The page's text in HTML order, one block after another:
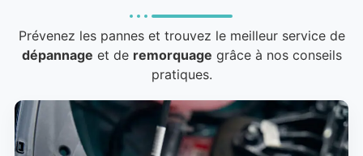
Prévenez les pannes et trouvez le meilleur service de
dépannage et de remorquage grâce à nos conseils
pratiques.